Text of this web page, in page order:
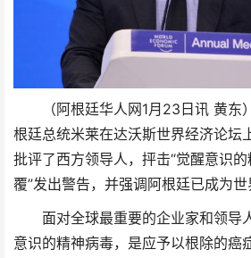
（阿根廷华人网1月23日讯 黄
根廷总统米莱在达沃斯世界经济论坛
批评了西方领导人，抨击“觉醒意识
覆”发出警告，并强调阿根廷已成为世
面对全球最重要的企业家和领导
意识的精神病毒，是应予以根除的癌